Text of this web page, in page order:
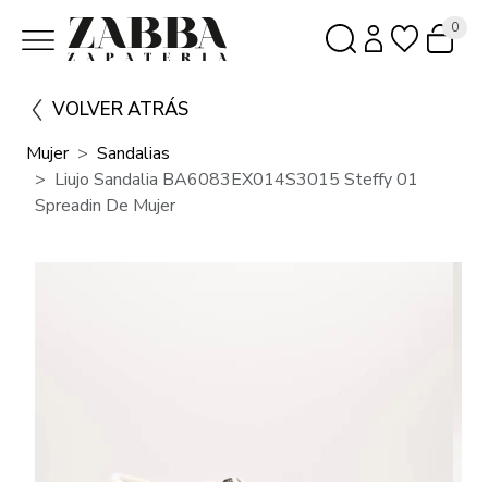
0
VOLVER ATRÁS
Mujer
Sandalias
Liujo Sandalia BA6083EX014S3015 Steffy 01
Spreadin De Mujer